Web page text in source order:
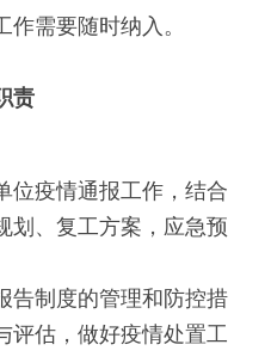
需要随时纳入。
责
位疫情通报工作，结合
划、复工方案，应急预
告制度的管理和防控措
评估，做好疫情处置工